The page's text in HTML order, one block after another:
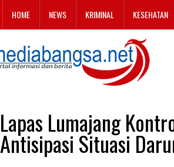
HOME NEWS KRIMINAL KESEHATAN
Lapas Lumajang
Antisipasi Situasi